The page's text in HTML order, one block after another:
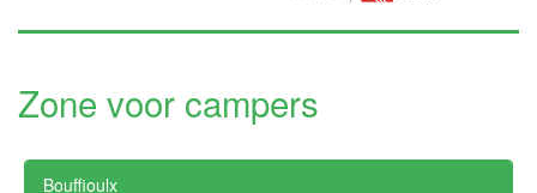
Zone voor campers
Bouffioulx